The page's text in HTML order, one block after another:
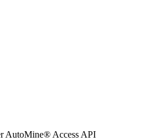
AutoMine® Access API